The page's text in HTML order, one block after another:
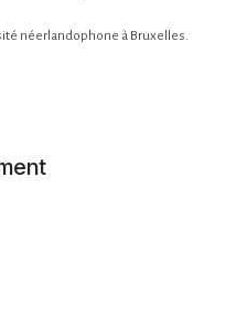
néerlandophone à Bruxelles.